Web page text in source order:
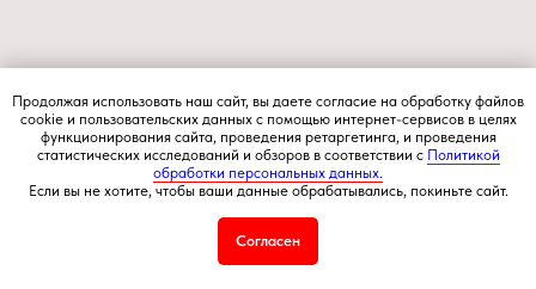
Продолжая использовать наш сайт, вы даете согласие на обработку файлов
cookie и пользовательских данных с помощью интернет-сервисов в целях
функционирования сайта, проведения ретаргетинга, и проведения
статистических исследований и обзоров в соответствии с Политикой
обработки персональных данных.
Если вы не хотите, чтобы ваши данные обрабатывались, покиньте сайт.
Согласен